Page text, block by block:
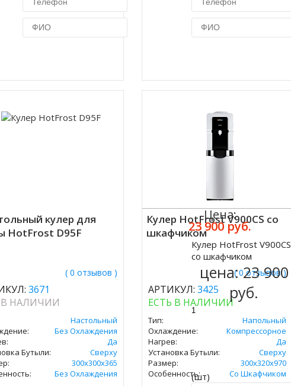
кулер для
HotFrost D95F
( 0 отзывов )
3671
В НАЛИЧИИ
Настольный
Без Охлаждения
Да
Бутыли:
Сверху
300х300х365
Без Охлаждения
Кулер HotFrost V900CS со
шкафчиком
( 0 отзывов )
АРТИКУЛ: 3425
ЕСТЬ В НАЛИЧИИ
Тип:
Напольный
Охлаждение:
Компрессорное
Нагрев:
Да
Установка Бутыли:
Сверху
Размер:
300х320х970
Особенность:
Со Шкафчиком
Цена:
23 900 руб.
Кулер HotFrost V900CS
со шкафчиком
цена:23 900
руб.
(шт)